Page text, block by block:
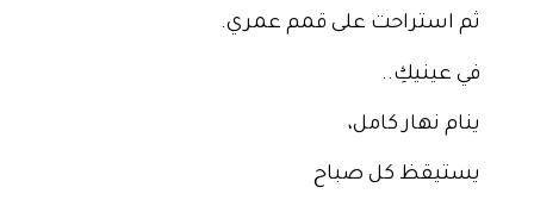
ثم استراحت على قمم عمري.
في عينيكِ..
ينام نهار كامل،
يستيقظ كل صباح